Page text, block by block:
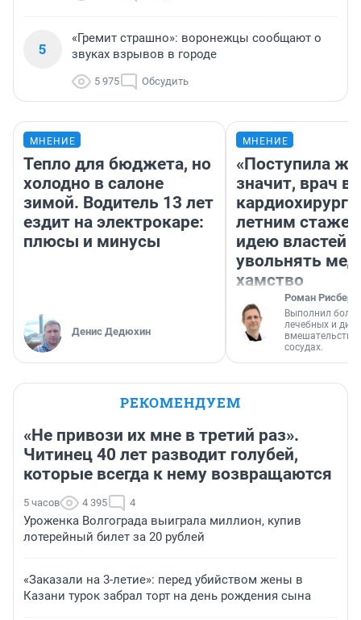
5
«Гремит страшно»: воронежцы сообщают о
звуках взрывов в городе
5 975 Обсудить
МНЕНИЕ
Тепло для бюджета, но
холодно в салоне
зимой. Водитель 13 лет
ездит на электрокаре:
плюсы и минусы
Денис Дедюхин
МНЕНИЕ
«Поступила
значит, врач
кардиохирург
летним
идею властей
увольнять
хамство
Роман Рисберг
Выполнил
лечебных и
вмешательств
сосудах.
РЕКОМЕНДУЕМ
«Не привози их мне в третий раз».
Читинец 40 лет разводит голубей,
которые всегда к нему возвращаются
5 часов 4 395 4
Уроженка Волгограда выиграла миллион, купив
лотерейный билет за 20 рублей
«Заказали на 3-летие»: перед убийством жены в
Казани турок забрал торт на день рождения сына